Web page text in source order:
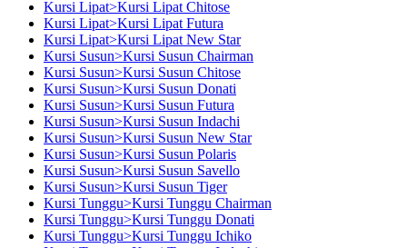
Kursi Lipat>Kursi Lipat Chitose
Kursi Lipat>Kursi Lipat Futura
Kursi Lipat>Kursi Lipat New Star
Kursi Susun>Kursi Susun Chairman
Kursi Susun>Kursi Susun Chitose
Kursi Susun>Kursi Susun Donati
Kursi Susun>Kursi Susun Futura
Kursi Susun>Kursi Susun Indachi
Kursi Susun>Kursi Susun New Star
Kursi Susun>Kursi Susun Polaris
Kursi Susun>Kursi Susun Savello
Kursi Susun>Kursi Susun Tiger
Kursi Tunggu>Kursi Tunggu Chairman
Kursi Tunggu>Kursi Tunggu Donati
Kursi Tunggu>Kursi Tunggu Ichiko